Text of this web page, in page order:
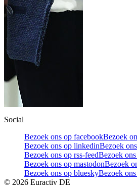
Social
Bezoek ons op facebookBezoek
Bezoek ons op linkedinBezoek
Bezoek ons op rss-feedBezoek
Bezoek ons op mastodonBezoek
Bezoek ons op blueskyBezoek
© 2026 Euractiv DE